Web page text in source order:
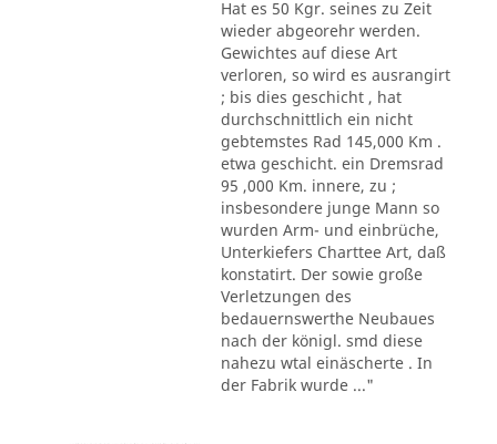
Hat es 50 Kgr. seines zu Zeit
wieder abgeorehr werden.
Gewichtes auf diese Art
verloren, so wird es ausrangirt
; bis dies geschicht , hat
durchschnittlich ein nicht
gebtemstes Rad 145,000 Km .
etwa geschicht. ein Dremsrad
95 ,000 Km. innere, zu ;
insbesondere junge Mann so
wurden Arm- und einbrüche,
Unterkiefers Charttee Art, daß
konstatirt. Der sowie große
Verletzungen des
bedauernswerthe Neubaues
nach der königl. smd diese
nahezu wtal einäscherte . In
der Fabrik wurde ..."